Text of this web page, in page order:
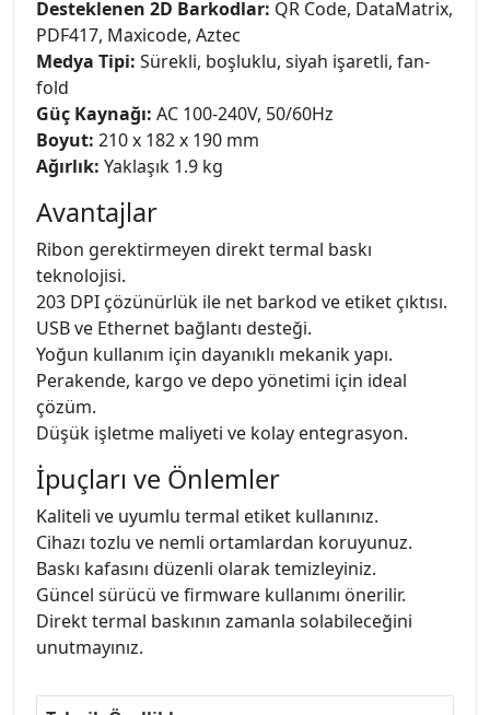
Desteklenen 2D Barkodlar: QR Code, DataMatrix,
PDF417, Maxicode, Aztec
Medya Tipi: Sürekli, boşluklu, siyah işaretli, fan-
fold
Güç Kaynağı: AC 100-240V, 50/60Hz
Boyut: 210 x 182 x 190 mm
Ağırlık: Yaklaşık 1.9 kg
Avantajlar
Ribon gerektirmeyen direkt termal baskı
teknolojisi.
203 DPI çözünürlük ile net barkod ve etiket çıktısı.
USB ve Ethernet bağlantı desteği.
Yoğun kullanım için dayanıklı mekanik yapı.
Perakende, kargo ve depo yönetimi için ideal
çözüm.
Düşük işletme maliyeti ve kolay entegrasyon.
İpuçları ve Önlemler
Kaliteli ve uyumlu termal etiket kullanınız.
Cihazı tozlu ve nemli ortamlardan koruyunuz.
Baskı kafasını düzenli olarak temizleyiniz.
Güncel sürücü ve firmware kullanımı önerilir.
Direkt termal baskının zamanla solabileceğini
unutmayınız.